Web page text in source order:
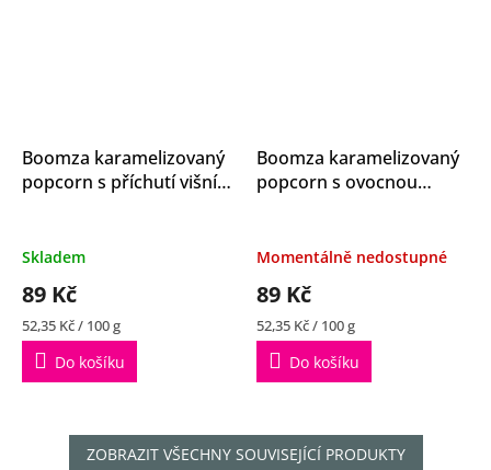
Boomza karamelizovaný
popcorn s příchutí višní a
Skladem
89 Kč
Měrná
cena:
52,35 Kč / 100 g
Do košíku
Boomza karamelizovaný
popcorn s ovocnou
Momentálně nedostupné
89 Kč
Měrná
cena:
52,35 Kč / 100 g
Do košíku
ZOBRAZIT VŠECHNY SOUVISEJÍCÍ PRODUKTY